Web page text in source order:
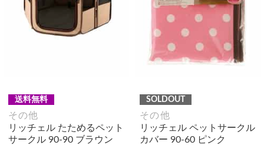
送料無料
その他
リッチェル たためるペット
サークル 90-90 ブラウン
SOLDOUT
その他
リッチェル ペットサークル
カバー 90-60 ピンク